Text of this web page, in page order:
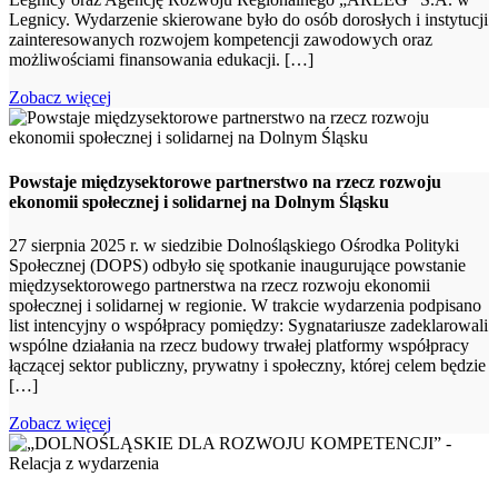
Legnicy. Wydarzenie skierowane było do osób dorosłych i instytucji
zainteresowanych rozwojem kompetencji zawodowych oraz
możliwościami finansowania edukacji. […]
Zobacz więcej
Powstaje międzysektorowe partnerstwo na rzecz rozwoju
ekonomii społecznej i solidarnej na Dolnym Śląsku
27 sierpnia 2025 r. w siedzibie Dolnośląskiego Ośrodka Polityki
Społecznej (DOPS) odbyło się spotkanie inaugurujące powstanie
międzysektorowego partnerstwa na rzecz rozwoju ekonomii
społecznej i solidarnej w regionie. W trakcie wydarzenia podpisano
list intencyjny o współpracy pomiędzy: Sygnatariusze zadeklarowali
wspólne działania na rzecz budowy trwałej platformy współpracy
łączącej sektor publiczny, prywatny i społeczny, której celem będzie
[…]
Zobacz więcej